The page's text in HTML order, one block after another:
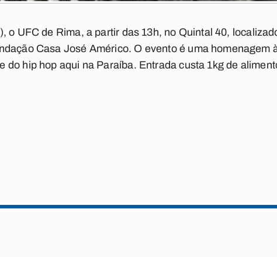
o UFC de Rima, a partir das 13h, no Quintal 40,
Casa José Américo. O evento é uma homenagem
do hip hop aqui na Paraíba. Entrada custa 1kg de